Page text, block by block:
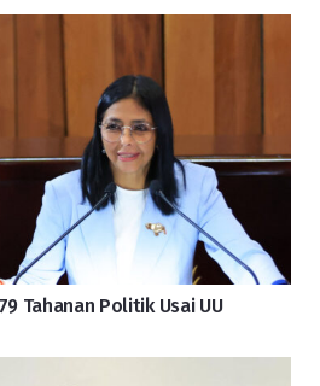
Tahanan Politik Usai UU